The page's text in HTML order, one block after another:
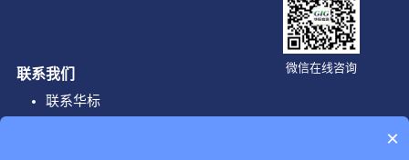
微信在线咨询
联系我们
联系华标
×